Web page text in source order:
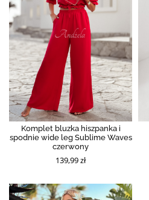
Komplet bluzka hiszpanka i
spodnie wide leg Sublime Waves
czerwony
139,99 zł